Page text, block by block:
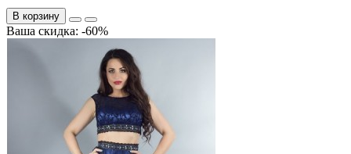
В корзину
Ваша скидка: -60%